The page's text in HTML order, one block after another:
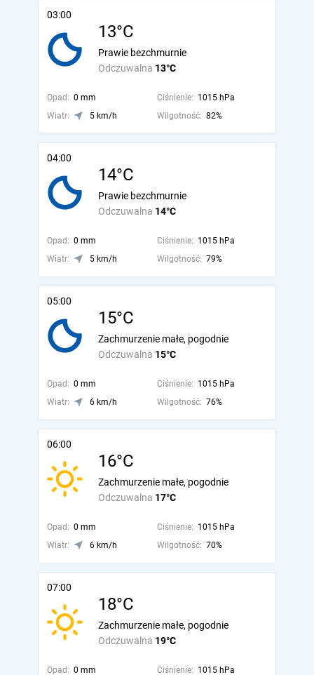
03:00
13°C
Odczuwalna 13°C
Prawie bezchmurnie
Opad: 0 mm Ciśnienie: 1015 hPa
Wiatr:
5 km/h Wilgotność: 82%
04:00
14°C
Odczuwalna 14°C
Prawie bezchmurnie
Opad: 0 mm Ciśnienie: 1015 hPa
Wiatr:
5 km/h Wilgotność: 79%
05:00
15°C
Odczuwalna 15°C
Zachmurzenie małe, pogodnie
Opad: 0 mm Ciśnienie: 1015 hPa
Wiatr:
6 km/h Wilgotność: 76%
06:00
16°C
Odczuwalna 17°C
Zachmurzenie małe, pogodnie
Opad: 0 mm Ciśnienie: 1015 hPa
Wiatr:
6 km/h Wilgotność: 70%
07:00
18°C
Odczuwalna 19°C
Zachmurzenie małe, pogodnie
Opad: 0 mm Ciśnienie: 1015 hPa